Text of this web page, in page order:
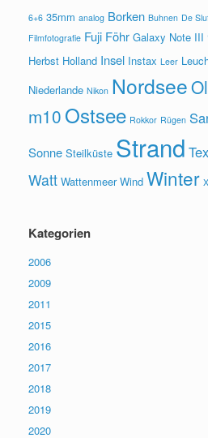
6+6 35mm analog Borken Buhnen De
Filmfotografie Fuji Föhr Galaxy Note III
Herbst Holland Insel Instax Leer
Niederlande Nikon Nordsee
m10 Ostsee Rokkor Rügen
Sonne Steilküste Strand
Watt Wattenmeer Wind Winter
Kategorien
2006
2009
2011
2015
2016
2017
2018
2019
2020